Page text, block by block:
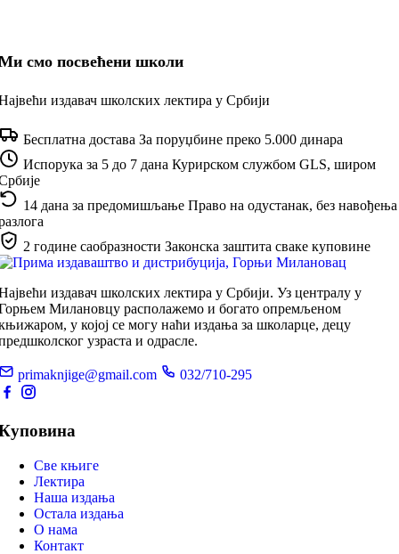
смо посвећени школи
издавач школских лектира у Србији
Бесплатна достава За поруџбине преко 5.000 динара
Испорука за 5 до 7 дана Курирском службом GLS, широм
14 дана за предомишљање Право на одустанак, без навођења
2 године саобразности Законска заштита сваке куповине
издавач школских лектира у Србији. Уз централу у
Милановцу располажемо и богато опремљеном
у којој се могу наћи издања за школарце, децу
узраста и одрасле.
primaknjige@gmail.com 032/710-295
Све књиге
Лектира
Наша издања
Остала издања
О нама
Контакт